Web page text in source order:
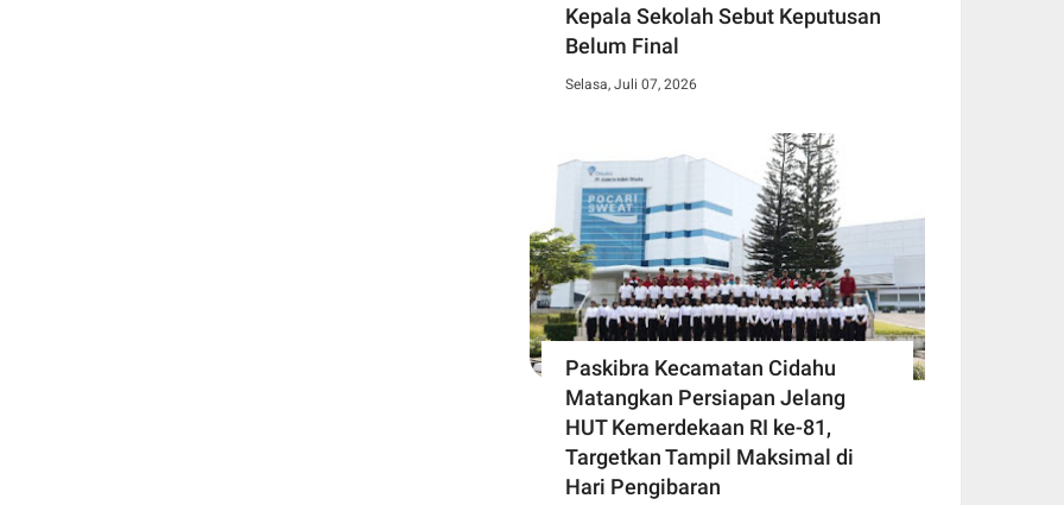
Kepala Sekolah Sebut Keputusan
Belum Final
Selasa, Juli 07, 2026
Paskibra Kecamatan Cidahu
Matangkan Persiapan Jelang
HUT Kemerdekaan RI ke-81,
Targetkan Tampil Maksimal di
Hari Pengibaran